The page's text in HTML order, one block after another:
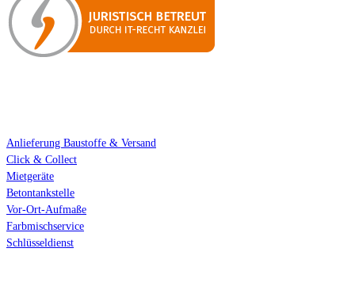
Anlieferung Baustoffe & Versand
Click & Collect
Mietgeräte
Betontankstelle
Vor-Ort-Aufmaße
Farbmischservice
Schlüsseldienst